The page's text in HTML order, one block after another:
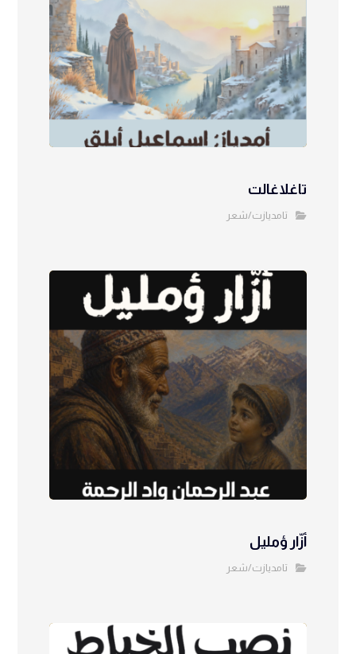
تاغلاغالت
تامديازت/شعر
أزّار ؤمليل
تامديازت/شعر